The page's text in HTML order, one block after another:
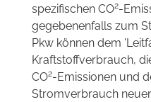
spezifischen CO2-
gegebenenfalls zum
Pkw können dem
Kraftstoffverbrauch,
CO2-Emissionen und
Stromverbrauch